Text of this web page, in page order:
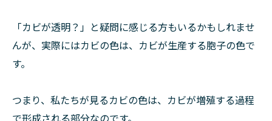
「カビが透明？」と疑問に感じる方もいるかもしれませ
んが、実際にはカビの色は、カビが生産する胞子の色で
す。
つまり、私たちが見るカビの色は、カビが増殖する過程
で形成される部分なのです。